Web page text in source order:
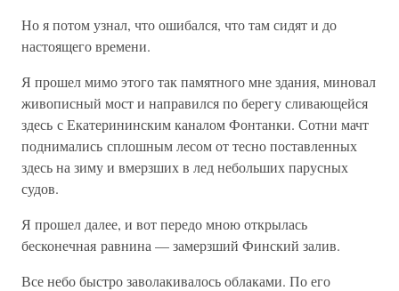
Но я потом узнал, что ошибался, что там сидят и до
настоящего времени.
Я прошел мимо этого так памятного мне здания, миновал
живописный мост и направился по берегу сливающейся
здесь с Екатерининским каналом Фонтанки. Сотни мачт
поднимались сплошным лесом от тесно поставленных
здесь на зиму и вмерзших в лед небольших парусных
судов.
Я прошел далее, и вот передо мною открылась
бесконечная равнина — замерзший Финский залив.
Все небо быстро заволакивалось облаками. По его